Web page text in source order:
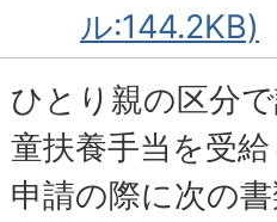
ル:144.2KB)
ひとり親の区分
童扶養手当を受
申請の際に次の